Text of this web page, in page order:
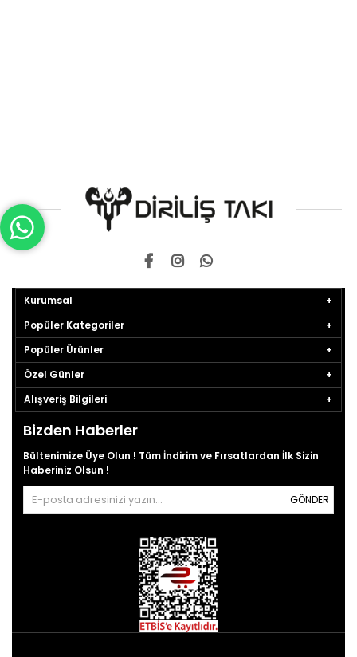
Kurumsal
Popüler Kategoriler
Popüler Ürünler
Özel Günler
Alışveriş Bilgileri
Bizden Haberler
Bültenimize Üye Olun ! Tüm İndirim ve Fırsatlardan İlk Sizin
Haberiniz Olsun !
GÖNDER